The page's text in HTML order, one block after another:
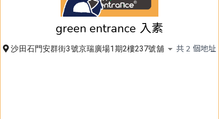
green entrance 入素
沙田石門安群街3號京瑞廣場1期2樓237號舖 共 2 個地址